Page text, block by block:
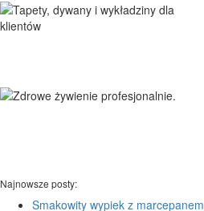
Najnowsze posty:
Smakowity wypiek z marcepanem